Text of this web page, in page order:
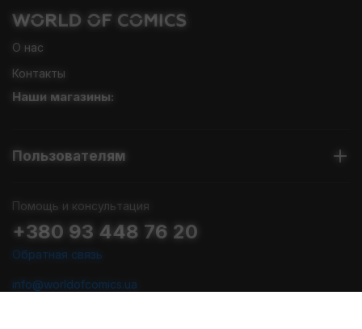
О нас
Контакты
Наши магазины:
Пользователям
Помощь и консультация
+380 93 448 76 20
Обратная связь
info@worldofcomics.ua